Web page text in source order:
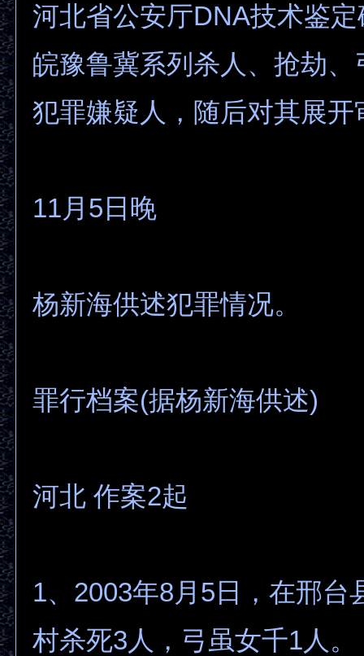
河北省公安厅DNA技术鉴
皖豫鲁冀系列杀人、抢劫、
犯罪嫌疑人，随后对其展开
11月5日晚
杨新海供述犯罪情况。
罪行档案(据杨新海供述)
河北 作案2起
1、2003年8月5日，在邢台
村杀死3人，弓虽女千1人。